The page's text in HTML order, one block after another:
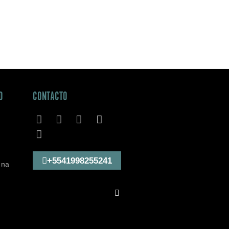
CONTACTO
+5541998255241